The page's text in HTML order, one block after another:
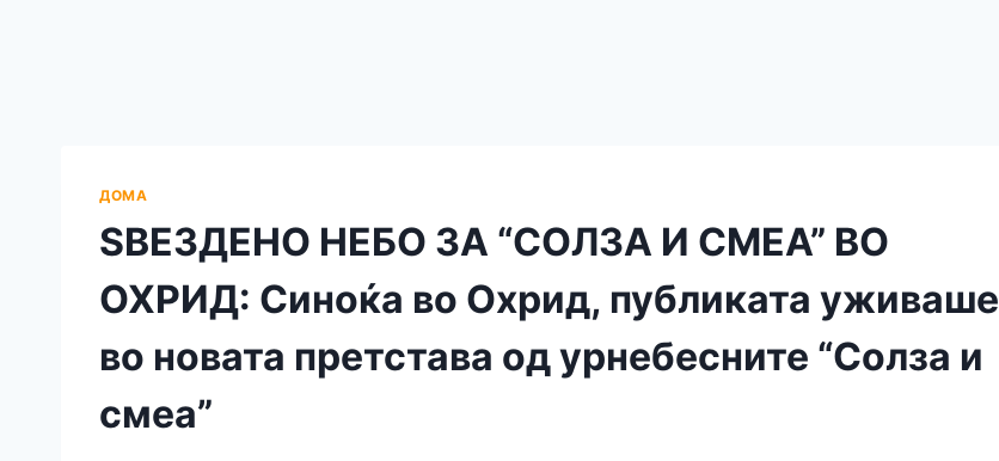
ДОМА
ЅВЕЗДЕНО НЕБО ЗА “СОЛЗА И СМЕА” ВО
ОХРИД: Синоќа во Охрид, публиката уживаше
во новата претстава од урнебесните “Солза и
смеа”